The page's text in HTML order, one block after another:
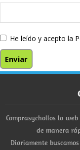
He leído y acepto la
Comprasychollos la
de manera
Diariamente